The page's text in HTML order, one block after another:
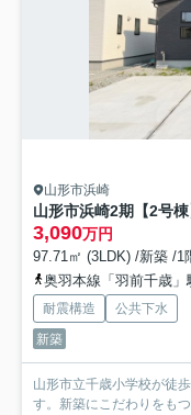
山形市浜崎
山形市浜崎2期【2号
3,090万円
97.71㎡ (3LDK) /新築 /1
奥羽本線「羽前千歳」
耐震構造
公共下水
新築
山形市立千歳小学校が徒
す。新築にこだわりをも